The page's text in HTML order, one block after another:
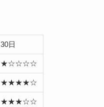
30日
★☆☆☆☆
★★★★☆
★★★☆☆